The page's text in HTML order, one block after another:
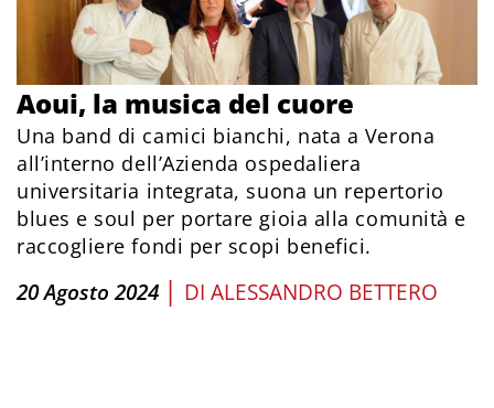
Aoui, la musica del cuore
Una band di camici bianchi, nata a Verona
all’interno dell’Azienda ospedaliera
universitaria integrata, suona un repertorio
blues e soul per portare gioia alla comunità e
raccogliere fondi per scopi benefici.
20 Agosto 2024 | DI ALESSANDRO BETTERO